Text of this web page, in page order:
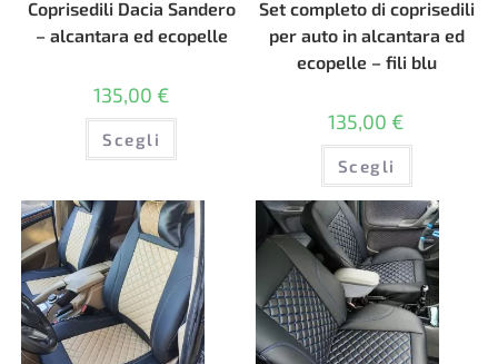
Coprisedili Dacia Sandero
– alcantara ed ecopelle
135,00 €
Scegli
Questo
Le
opzioni
possono
essere
scelte
nella
pagina
del
prodotto
Set completo di coprisedili
per auto in alcantara ed
ecopelle – fili blu
135,00 €
Scegli
Questo
ha
più
varianti.
Le
opzioni
possono
essere
scelte
nella
pagina
del
prodotto